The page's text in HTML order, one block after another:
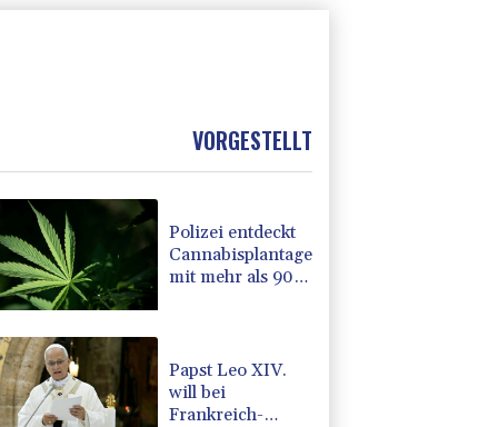
mit mehr als 900 Pflanzen in Kerpen - Festnahme
Falschvideo zu Merz-Rücktritt
in Leipzig
VORGESTELLT
Polizei entdeckt
Cannabisplantage
mit mehr als 900
Papst Leo XIV.
will bei
Frankreich-